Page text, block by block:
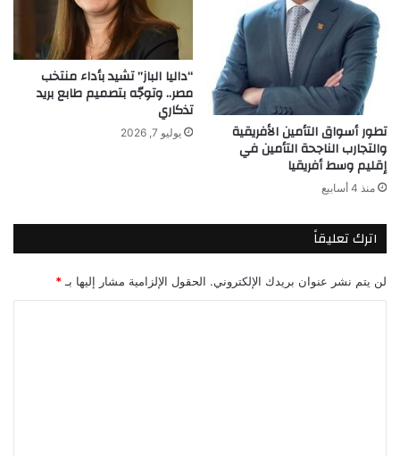
تطور أسواق التأمين الأفريقية
والتجارب الناجحة التأمين في
إقليم وسط أفريقيا
منذ 4 أسابيع
“داليا الباز” تشيد بأداء منتخب
مصر.. وتوجّه بتصميم طابع بريد
تذكاري
يوليو 7, 2026
اترك تعليقاً
لن يتم نشر عنوان بريدك الإلكتروني. الحقول الإلزامية مشار إليها بـ *